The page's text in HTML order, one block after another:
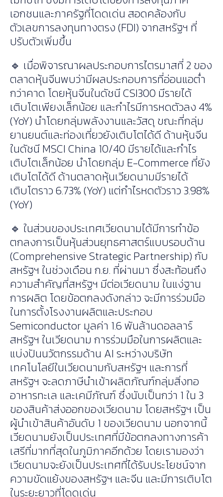
เอกชนและภาครัฐที่โดดเด่น สอดคล้องกับ
ตัวเลขการลงทุนทางตรง (FDI) จากสหรัฐฯ ที่
ปรับตัวเพิ่มขึ้น
🔹 เมื่อพิจารณาผลประกอบการไตรมาสที่ 2 ของ
ตลาดหุ้นจีนพบว่ามีผลประกอบการที่อ่อนแอต่ำ
กว่าคาด โดยหุ้นจีนในดัชนี CSI300 มีรายได้
เติบโตเพียงเล็กน้อย และกำไรมีการหดตัวลง 4%
(YoY) นำโดยกลุ่มพลังงานและวัสดุ ขณะที่กลุ่ม
ยานยนต์และท่องเที่ยวยังเติบโตได้ดี ด้านหุ้นจีน
ในดัชนี MSCI China 10/40 มีรายได้และกำไร
เติบโตเล็กน้อย นำโดยกลุ่ม E-Commerce ที่ยัง
เติบโตได้ดี ด้านตลาดหุ้นเวียดนามมีรายได้
เติบโตราว 6.73% (YoY) แต่กำไรหดตัวราว 3.98%
(YoY)
🔹 ในส่วนของประเทศเวียดนามได้มีการทำข้อ
ตกลงการเป็นหุ้นส่วนยุทธศาสตร์แบบรอบด้าน
(Comprehensive Strategic Partnership) กับ
สหรัฐฯ ในช่วงเดือน ก.ย. ที่ผ่านมา ซึ่งสะท้อนถึง
ความสำคัญที่สหรัฐฯ มีต่อเวียดนาม ในแง่ฐาน
การผลิต โดยข้อตกลงดังกล่าว จะมีการร่วมมือ
ในการตั้งโรงงานผลิตและประกอบ
Semiconductor มูลค่า 1.6 พันล้านดอลลาร์
สหรัฐฯ ในเวียดนาม การร่วมมือในการผลิตและ
แบ่งปันนวัตกรรมด้าน AI ระหว่างบริษัท
เทคโนโลยีในเวียดนามกับสหรัฐฯ และการที่
สหรัฐฯ จะลดภาษีนำเข้าผลิตภัณฑ์กลุ่มสิ่งทอ
อาหารทะเล และเคมีภัณฑ์ ซึ่งนับเป็นกว่า 1 ใน 3
ของสินค้าส่งออกของเวียดนาม โดยสหรัฐฯ เป็น
ผู้นำเข้าสินค้าอันดับ 1 ของเวียดนาม นอกจากนี้
เวียดนามยังเป็นประเทศที่มีข้อตกลงทางการค้า
เสรีที่มากที่สุดในภูมิภาคอีกด้วย โดยเรามองว่า
เวียดนามจะยังเป็นประเทศที่ได้รับประโยชน์จาก
ความขัดแย้งของสหรัฐฯ และจีน และมีการเติบโต
ในระยะยาวที่โดดเด่น